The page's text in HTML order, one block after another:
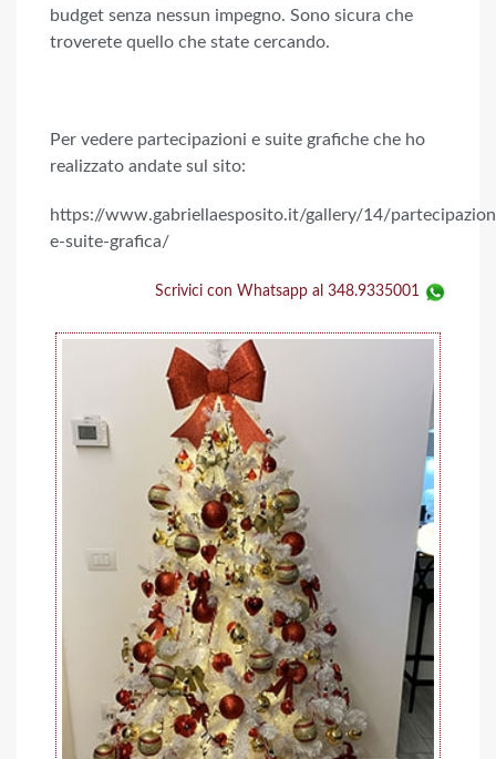
budget senza nessun impegno. Sono sicura che
troverete quello che state cercando.
Per vedere partecipazioni e suite grafiche che ho
realizzato andate sul sito:
https://www.gabriellaesposito.it/gallery/14/
e-suite-grafica/
Scrivici con Whatsapp al 348.9335001